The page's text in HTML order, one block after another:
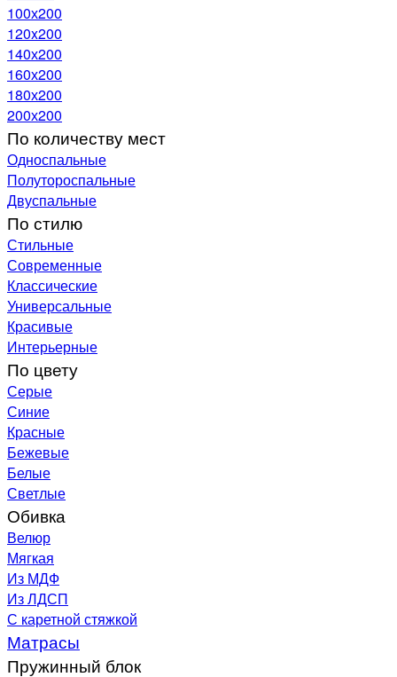
100х200
120x200
140х200
160х200
180х200
200х200
По количеству мест
Односпальные
Полутороспальные
Двуспальные
По стилю
Стильные
Современные
Классические
Универсальные
Красивые
Интерьерные
По цвету
Серые
Синие
Красные
Бежевые
Белые
Светлые
Обивка
Велюр
Мягкая
Из МДФ
Из ЛДСП
С каретной стяжкой
Матрасы
Пружинный блок